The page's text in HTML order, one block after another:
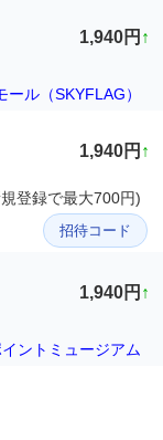
1,940円 ↑
ール（SKYFLAG）
1,940円 ↑
登録で最大700円)
招待コード
1,940円 ↑
イントミュージアム